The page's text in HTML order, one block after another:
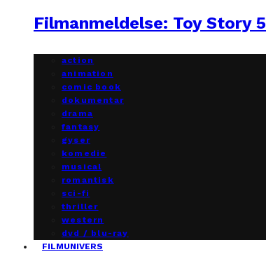
Filmanmeldelse: Toy Story 5
action
animation
comic book
dokumentar
drama
fantasy
gyser
komedie
musical
romantisk
sci-fi
thriller
western
dvd / blu-ray
FILMUNIVERS